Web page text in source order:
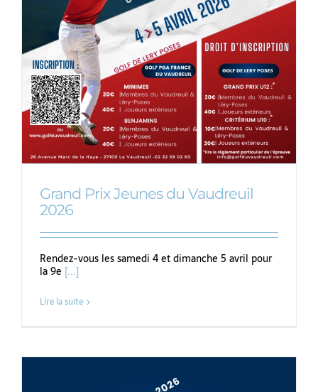
Grand Prix Jeunes du Vaudreuil
2026
Rendez-vous les samedi 4 et dimanche 5 avril pour
la 9e [...]
Lire la suite